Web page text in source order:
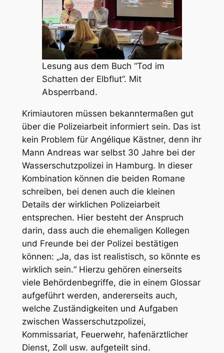
Lesung aus dem Buch “Tod im
Schatten der Elbflut”. Mit
Absperrband.
Krimiautoren müssen bekanntermaßen gut
über die Polizeiarbeit informiert sein. Das ist
kein Problem für Angélique Kästner, denn ihr
Mann Andreas war selbst 30 Jahre bei der
Wasserschutzpolizei in Hamburg. In dieser
Kombination können die beiden Romane
schreiben, bei denen auch die kleinen
Details der wirklichen Polizeiarbeit
entsprechen. Hier besteht der Anspruch
darin, dass auch die ehemaligen Kollegen
und Freunde bei der Polizei bestätigen
können: „Ja, das ist realistisch, so könnte es
wirklich sein.“ Hierzu gehören einerseits
viele Behördenbegriffe, die in einem Glossar
aufgeführt werden, andererseits auch,
welche Zuständigkeiten und Aufgaben
zwischen Wasserschutzpolizei,
Kommissariat, Feuerwehr, hafenärztlicher
Dienst, Zoll usw. aufgeteilt sind.